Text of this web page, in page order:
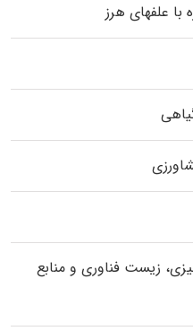
با علفهای هرز
زیست فناوری و منابع